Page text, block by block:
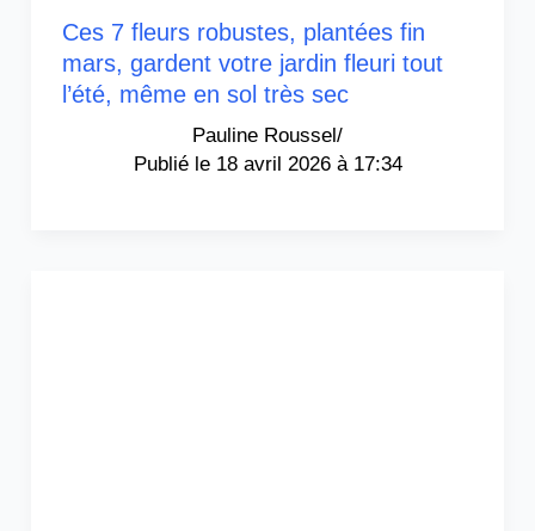
Ces 7 fleurs robustes, plantées fin
mars, gardent votre jardin fleuri tout
l’été, même en sol très sec
Pauline Roussel/
18 avril 2026 à 17:34